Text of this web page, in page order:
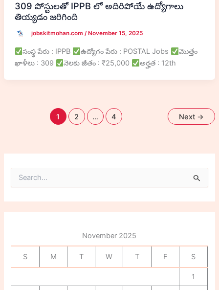
309 పోస్టులతో IPPB లో అదిరిపోయే ఉద్యోగాలు
తియ్యడం జరిగింది
jobskitmohan.com / November 15, 2025
సంస్థ పేరు : IPPB ఉద్యోగం పేరు : POSTAL Jobs
మొత్తం
ఖాళీలు : 309
నెలకు జీతం : ₹25,000 అర్హత : 12th
1 2 … 4 Next →
r
c
November 2025
S M T W T F S
1